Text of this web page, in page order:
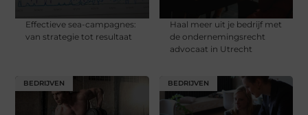
Effectieve sea-campagnes:
van strategie tot resultaat
Haal meer uit je bedrijf met
de ondernemingsrecht
advocaat in Utrecht
BEDRIJVEN BEDRIJVEN